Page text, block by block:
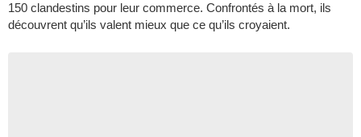
150 clandestins pour leur commerce. Confrontés à la mort, ils
découvrent qu’ils valent mieux que ce qu’ils croyaient.